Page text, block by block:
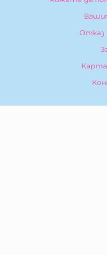
Отказ